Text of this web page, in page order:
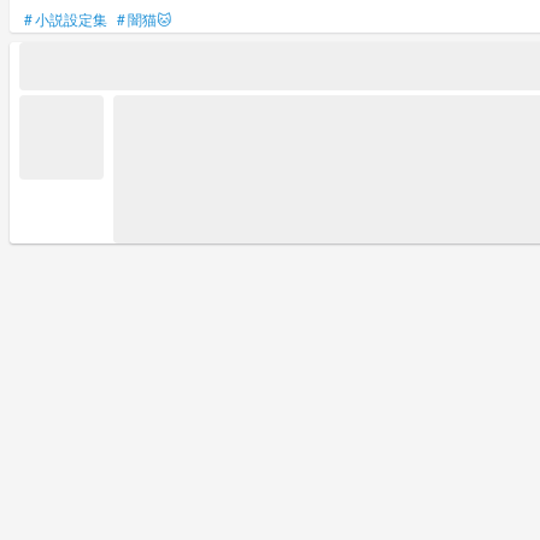
#小説設定集 #闇猫🐱